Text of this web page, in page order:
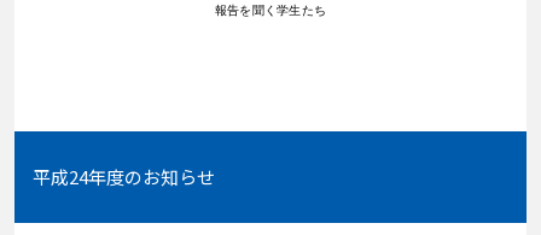
報告を聞く学生たち
平成24年度のお知らせ